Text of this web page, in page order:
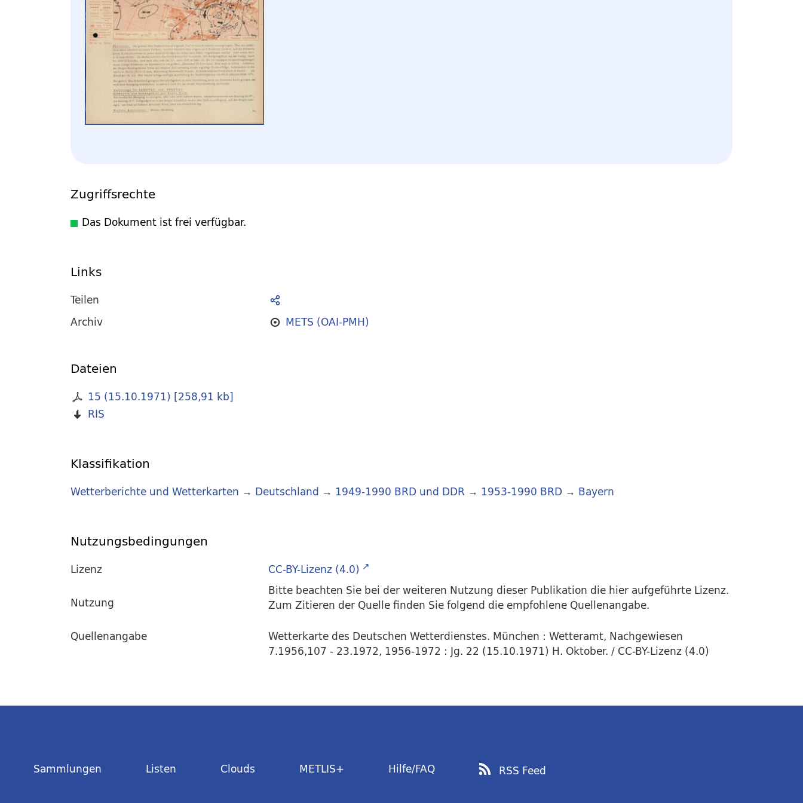
Zugriffsrechte
Das Dokument ist frei verfügbar.
Links
Teilen
Archiv
METS (OAI-PMH)
Dateien
15 (15.10.1971) [258,91 kb]
RIS
Klassifikation
Wetterberichte und Wetterkarten → Deutschland → 1949-1990 BRD und DDR → 1953-1990 BRD → Bayern
Nutzungsbedingungen
Lizenz
CC-BY-Lizenz (4.0)
Nutzung
Bitte beachten Sie bei der weiteren Nutzung dieser Publikation die hier aufgeführte Lizenz.
Zum Zitieren der Quelle finden Sie folgend die empfohlene Quellenangabe.
Quellenangabe
Wetterkarte des Deutschen Wetterdienstes. München : Wetteramt, Nachgewiesen
7.1956,107 - 23.1972, 1956-1972 : Jg. 22 (15.10.1971) H. Oktober. / CC-BY-Lizenz (4.0)
Sammlungen Listen Clouds METLIS+ Hilfe/FAQ RSS Feed